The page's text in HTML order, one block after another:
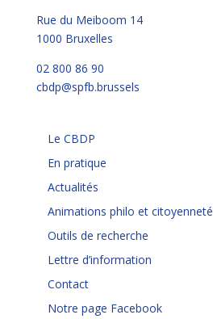
Rue du Meiboom 14
1000 Bruxelles
02 800 86 90
cbdp@spfb.brussels
Le CBDP
En pratique
Actualités
Animations philo et citoyenneté
Outils de recherche
Lettre d’information
Contact
Notre page Facebook